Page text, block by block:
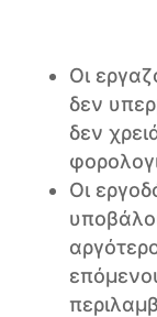
Οι
δεν
δεν
Οι